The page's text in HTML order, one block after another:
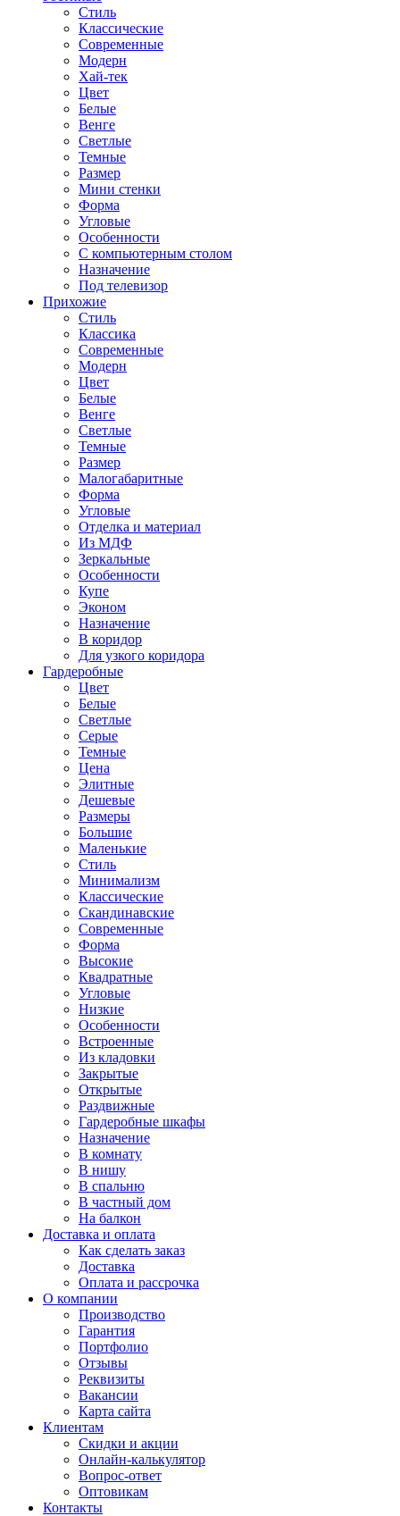
Стиль
Классические
Современные
Модерн
Хай-тек
Цвет
Белые
Венге
Светлые
Темные
Размер
Мини стенки
Форма
Угловые
Особенности
С компьютерным столом
Назначение
Под телевизор
Прихожие
Стиль
Классика
Современные
Модерн
Цвет
Белые
Венге
Светлые
Темные
Размер
Малогабаритные
Форма
Угловые
Отделка и материал
Из МДФ
Зеркальные
Особенности
Купе
Эконом
Назначение
В коридор
Для узкого коридора
Гардеробные
Цвет
Белые
Светлые
Серые
Темные
Цена
Элитные
Дешевые
Размеры
Большие
Маленькие
Стиль
Минимализм
Классические
Скандинавские
Современные
Форма
Высокие
Квадратные
Угловые
Низкие
Особенности
Встроенные
Из кладовки
Закрытые
Открытые
Раздвижные
Гардеробные шкафы
Назначение
В комнату
В нишу
В спальню
В частный дом
На балкон
Доставка и оплата
Как сделать заказ
Доставка
Оплата и рассрочка
О компании
Производство
Гарантия
Портфолио
Отзывы
Реквизиты
Вакансии
Карта сайта
Клиентам
Скидки и акции
Онлайн-калькулятор
Вопрос-ответ
Оптовикам
Контакты